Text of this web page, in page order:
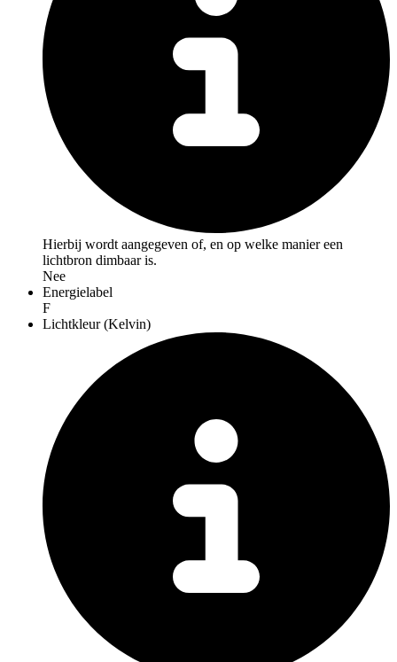
Hierbij wordt aangegeven of, en op welke manier een
lichtbron dimbaar is.
Nee
Energielabel
F
Lichtkleur (Kelvin)